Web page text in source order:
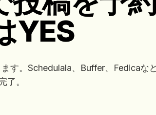
YES
す。Schedulala、Buffer、Fedicaな
了。